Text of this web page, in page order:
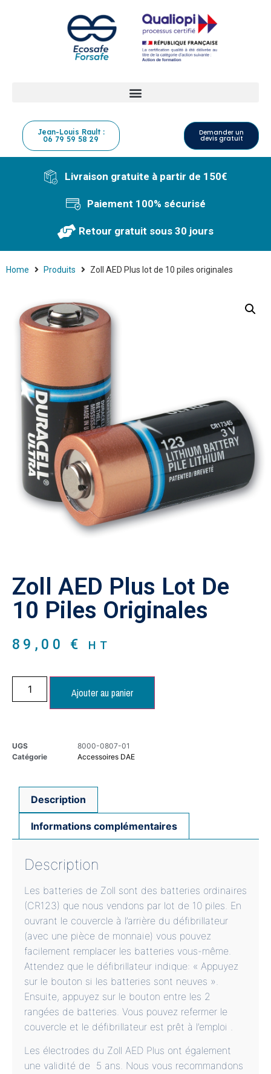
Jean-Louis Rault :
06 79 59 58 29
Demander un
devis gratuit
Livraison gratuite à partir de 150€
Paiement 100% sécurisé
Retour gratuit sous 30 jours
Home Produits Zoll AED Plus lot de 10 piles originales
Zoll AED Plus Lot De
10 Piles Originales
89,00 € HT
Ajouter au panier
UGS
8000-0807-01
Catégorie
Accessoires DAE
Description
Informations complémentaires
Description
Les batteries de Zoll sont des batteries ordinaires
(CR123) que nous vendons par lot de 10 piles. En
ouvrant le couvercle à l’arrière du défibrillateur
(avec une pièce de monnaie) vous pouvez
facilement remplacer les batteries vous-même.
Attendez que le défibrillateur indique: « Appuyez
sur le bouton si les batteries sont neuves ».
Ensuite, appuyez sur le bouton entre les 2
rangées de batteries. Vous pouvez refermer le
couvercle et le défibrillateur est prêt à l’emploi .
Les électrodes du Zoll AED Plus ont également
une validité de 5 ans. Nous vous recommandons